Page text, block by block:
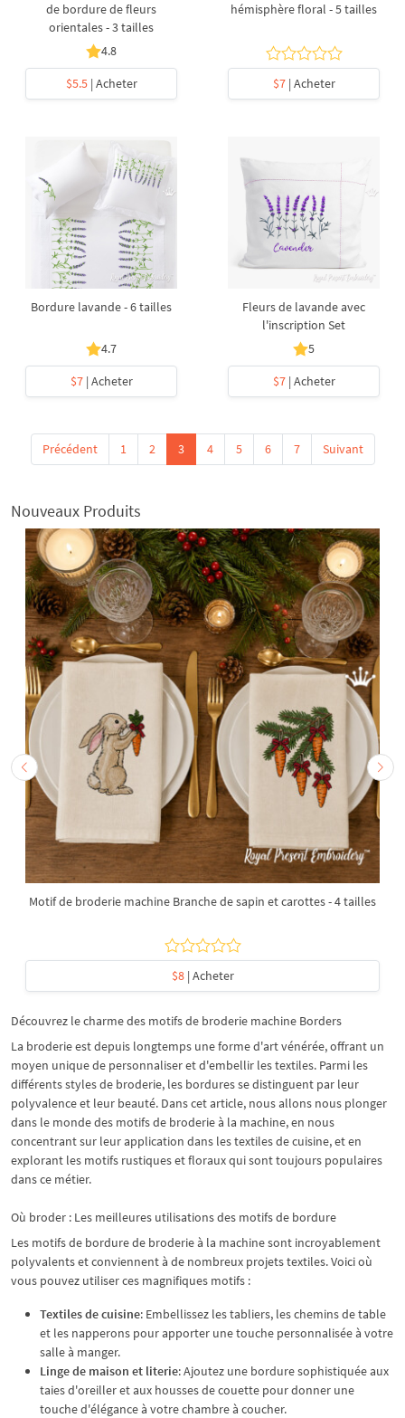
de bordure de fleurs
orientales - 3 tailles
4.8
$5.5| Acheter
hémisphère floral - 5 tailles
$7| Acheter
Bordure lavande - 6 tailles
4.7
$7| Acheter
Fleurs de lavande avec
l'inscription Set
5
$7| Acheter
Précédent 1 2 3 4 5 6 7 Suivant
Nouveaux Produits
Motif de broderie machine Branche de sapin et carottes - 4 tailles
$8| Acheter
Découvrez le charme des motifs de broderie machine Borders
La broderie est depuis longtemps une forme d'art vénérée, offrant un
moyen unique de personnaliser et d'embellir les textiles. Parmi les
différents styles de broderie, les bordures se distinguent par leur
polyvalence et leur beauté. Dans cet article, nous allons nous plonger
dans le monde des motifs de broderie à la machine, en nous
concentrant sur leur application dans les textiles de cuisine, et en
explorant les motifs rustiques et floraux qui sont toujours populaires
dans ce métier.
Où broder : Les meilleures utilisations des motifs de bordure
Les motifs de bordure de broderie à la machine sont incroyablement
polyvalents et conviennent à de nombreux projets textiles. Voici où
vous pouvez utiliser ces magnifiques motifs :
Textiles de cuisine: Embellissez les tabliers, les chemins de table
et les napperons pour apporter une touche personnalisée à votre
salle à manger.
Linge de maison et literie: Ajoutez une bordure sophistiquée aux
taies d'oreiller et aux housses de couette pour donner une
touche d'élégance à votre chambre à coucher.